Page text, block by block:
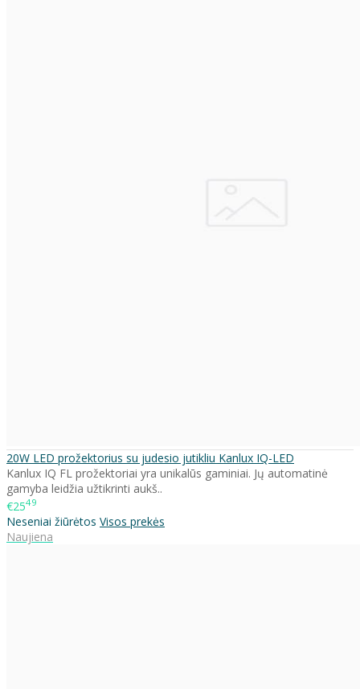
20W LED prožektorius su judesio jutikliu Kanlux IQ-LED
Kanlux IQ FL prožektoriai yra unikalūs gaminiai. Jų automatinė
gamyba leidžia užtikrinti aukš..
€2549
Neseniai žiūrėtos Visos prekės
Naujiena